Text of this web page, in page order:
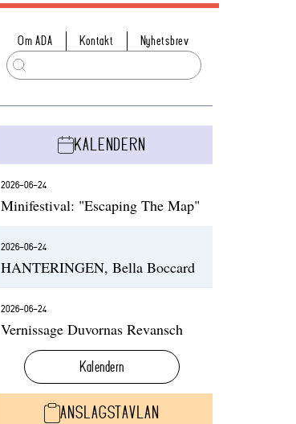
Om ADA Kontakt Nyhetsbrev
KALENDERN
2026-06-24
Minifestival: "Escaping The Map"
2026-06-24
HANTERINGEN, Bella Boccard
2026-06-24
Vernissage Duvornas Revansch
Kalendern
ANSLAGSTAVLAN